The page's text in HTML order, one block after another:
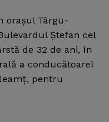
oraşul Târgu-
Ştefan cel
de 32 de ani, în
a conducătoarei
pentru